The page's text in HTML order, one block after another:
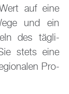
auf eine
und ein
des täg­li­
stets eine
Pro­